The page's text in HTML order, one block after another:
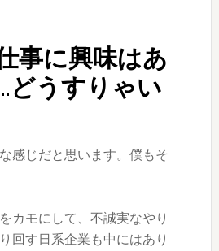
事に興味はあ
どうすりゃい
感じだと思います。僕もそ
カモにして、不誠実なやり
回す日系企業も中にはあり